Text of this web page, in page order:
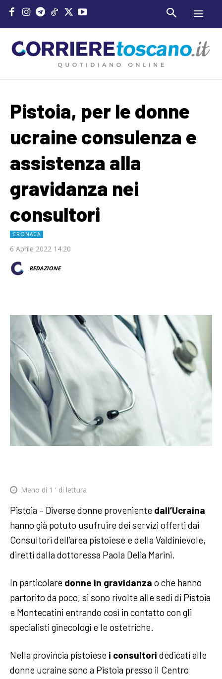
Pistoia, per le donne
ucraine consulenza e
assistenza alla
gravidanza nei
consultori
CRONACA
6 Aprile 2022 14:20
REDAZIONE
Meno di 1 ' di lettura
Pistoia – Diverse donne proveniente dall’Ucraina
hanno già potuto usufruire dei servizi offerti dai
Consultori dell’area pistoiese e della Valdinievole,
diretti dalla dottoressa Paola Delia Marini.
In particolare donne in gravidanza o che hanno
partorito da poco, si sono rivolte alle sedi di Pistoia
e Montecatini entrando così in contatto con gli
specialisti ginecologi e le ostetriche.
Nella provincia pistoiese i consultori dedicati alle
donne ucraine sono a Pistoia presso il Centro